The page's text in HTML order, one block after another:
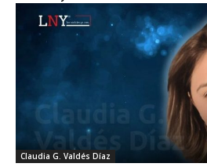
Claudia G. Valdés Díaz